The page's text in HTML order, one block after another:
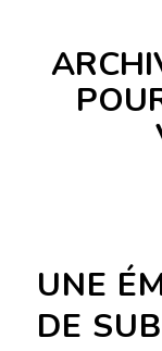
UNE
DE